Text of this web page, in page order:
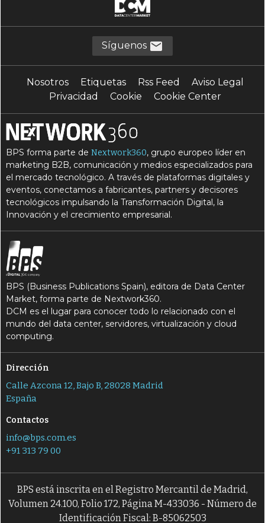
Síguenos
Nosotros Etiquetas Rss Feed
Aviso Legal
Privacidad
Cookie Cookie Center
BPS forma parte deNextwork360, grupo europeo líder en
marketing B2B, comunicación y medios especializados para
el mercado tecnológico. A través de plataformas digitales y
eventos, conectamos a fabricantes, partners y decisores
tecnológicos impulsando la Transformación Digital, la
Innovación y el crecimiento empresarial.
BPS (Business Publications Spain), editora de Data Center
Market, forma parte de Nextwork360.
DCM es el lugar para conocer todo lo relacionado con el
mundo del data center, servidores, virtualización y cloud
computing.
Dirección
Calle Azcona 12, Bajo B, 28028 Madrid
España
Contactos
info@bps.com.es
+91 313 79 00
BPS está inscrita en el Registro Mercantil de Madrid,
Volumen 24.100, Folio 172, Página M-433036 - Número de
Identificación Fiscal: B-85062503